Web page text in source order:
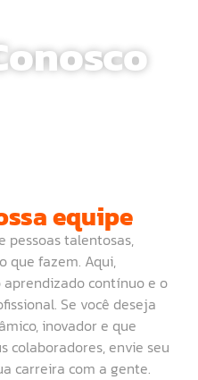
equipe
pessoas talentosas,
que fazem. Aqui,
contínuo e o
Se você deseja
inovador e que
colaboradores, envie seu
carreira com a gente.